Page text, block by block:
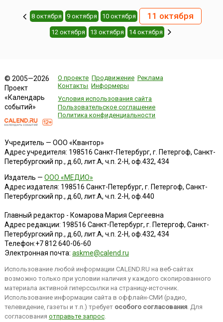
8 октября 9 октября 10 октября 11 октября
12 октября 13 октября 14 октября
© 2005—2026
Проект
«Календарь
событий»
О проекте Продвижение Реклама
Контакты Информеры
Условия использования сайта
Пользовательское соглашение
Политика конфиденциальности
Учредитель — ООО «Квантор»
Адрес учредителя: 198516 Санкт-Петербург, г. Петергоф, Санкт-
Петербургский пр., д.60, лит.А, ч.п. 2-Н, оф.432, 434
Издатель — ООО «МЕДИО»
Адрес издателя: 198516 Санкт-Петербург, г. Петергоф, Санкт-
Петербургский пр., д.60, лит.А, ч.п. 2-Н, оф.440
Главный редактор - Комарова Мария Сергеевна
Адрес редакции: 198516 Санкт-Петербург, г. Петергоф, Санкт-
Петербургский пр., д.60, лит.А, ч.п. 2-Н, оф.432, 434
Телефон:+7 812 640-06-60
Электронная почта: askme@calend.ru
Использование любой информации CALEND.RU на веб-сайтах
возможно только при условии наличия у каждого скопированного
материала активной гиперссылки на страницу-источник.
Использование информации сайта в оффлайн-СМИ (радио,
телевидение, газеты и т.п.) требует особого согласования. Для
согласования отправьте запрос.